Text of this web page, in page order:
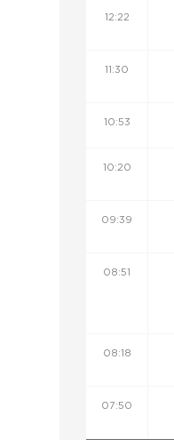
12:22
11:30
10:53
10:20
09:39
08:51
08:18
07:50